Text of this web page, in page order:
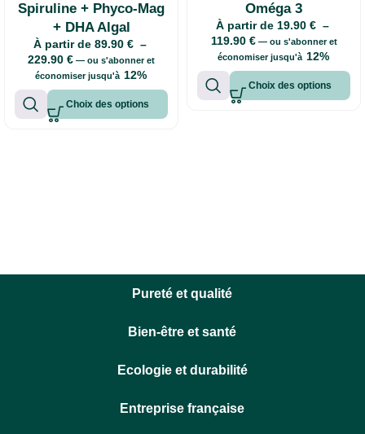
Spiruline + Phyco-Mag
+ DHA Algal
À partir de 89.90 € –
229.90 € — ou s'abonner et
économiser jusqu'à 12%
Choix des options
Oméga 3
À partir de 19.90 € –
119.90 € —ou s'abonner et
économiser jusqu'à 12%
Choix des options
Pureté et qualité
Bien-être et santé
Ecologie et durabilité
Entreprise française